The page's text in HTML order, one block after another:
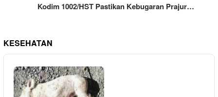
Kodim 1002/HST Pastikan Kebugaran Prajur…
KESEHATAN